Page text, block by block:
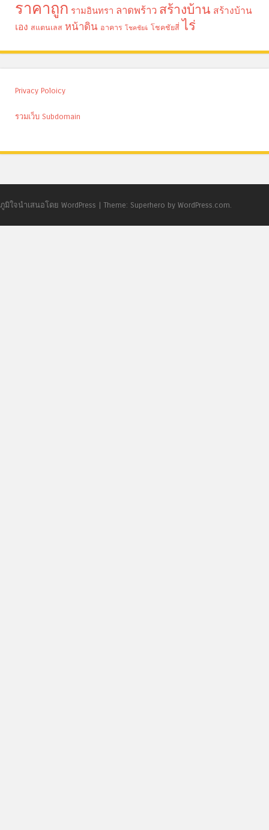
ราคาถูก รามอินทรา ลาดพร้าว สร้างบ้าน สร้างบ้าน
เอง สแตนเลส หน้าดิน อาคาร โชคชัย4 โชคชัยสี่ ไร่
Privacy Poloicy
รวมเว็บ Subdomain
ภูมิใจนำเสนอโดย WordPress | Theme: Superhero by WordPress.com.